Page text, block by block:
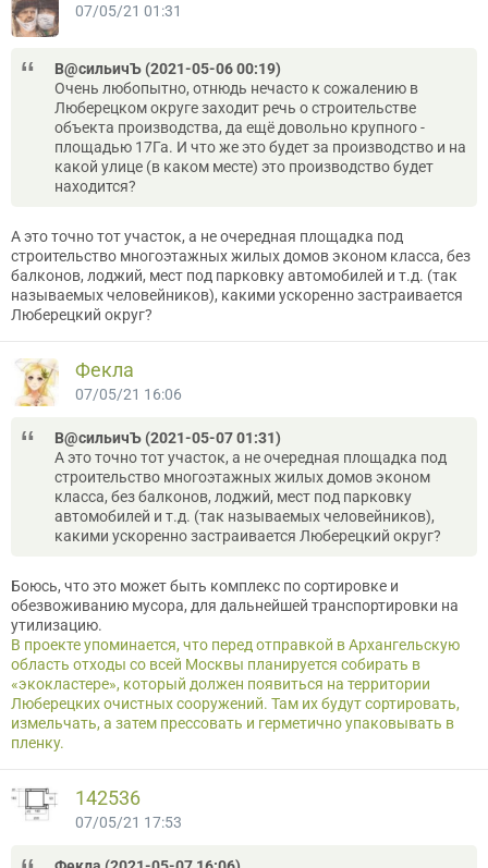
07/05/21 01:31
В@cильичЪ (2021-05-06 00:19)
Очень любопытно, отнюдь нечасто к сожалению в
Люберецком округе заходит речь о строительстве
объекта производства, да ещё довольно крупного -
площадью 17Га. И что же это будет за производство и на
какой улице (в каком месте) это производство будет
находится?
А это точно тот участок, а не очередная площадка под
строительство многоэтажных жилых домов эконом класса, без
балконов, лоджий, мест под парковку автомобилей и т.д. (так
называемых человейников), какими ускоренно застраивается
Люберецкий округ?
Фекла
07/05/21 16:06
В@cильичЪ (2021-05-07 01:31)
А это точно тот участок, а не очередная площадка под
строительство многоэтажных жилых домов эконом
класса, без балконов, лоджий, мест под парковку
автомобилей и т.д. (так называемых человейников),
какими ускоренно застраивается Люберецкий округ?
Боюсь, что это может быть комплекс по сортировке и
обезвоживанию мусора, для дальнейшей транспортировки на
утилизацию.
В проекте упоминается, что перед отправкой в Архангельскую
область отходы со всей Москвы планируется собирать в
«экокластере», который должен появиться на территории
Люберецких очистных сооружений. Там их будут сортировать,
измельчать, а затем прессовать и герметично упаковывать в
пленку.
142536
07/05/21 17:53